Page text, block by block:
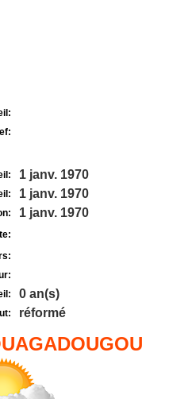
1 janv. 1970
1 janv. 1970
1 janv. 1970
0 an(s)
réformé